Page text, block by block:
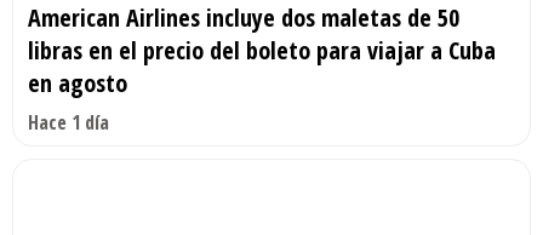
American Airlines incluye dos maletas de 50
libras en el precio del boleto para viajar a Cuba
en agosto
Hace 1 día